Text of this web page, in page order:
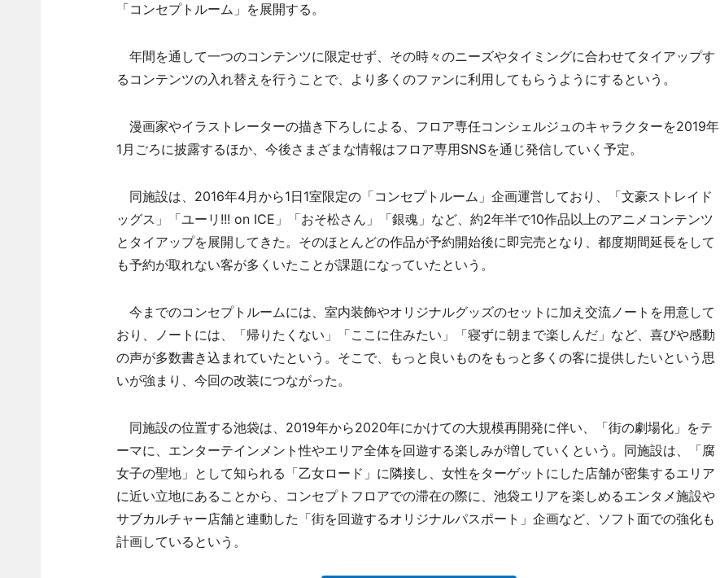
「コンセプトルーム」を展開する。
年間を通して一つのコンテンツに限定せず、その時々のニーズやタイミングに合わせてタイアップす
るコンテンツの入れ替えを行うことで、より多くのファンに利用してもらうようにするという。
漫画家やイラストレーターの描き下ろしによる、フロア専任コンシェルジュのキャラクターを2019年
1月ごろに披露するほか、今後さまざまな情報はフロア専用SNSを通じ発信していく予定。
同施設は、2016年4月から1日1室限定の「コンセプトルーム」企画運営しており、「文豪ストレイド
ッグス」「ユーリ!!! on ICE」「おそ松さん」「銀魂」など、約2年半で10作品以上のアニメコンテンツ
とタイアップを展開してきた。そのほとんどの作品が予約開始後に即完売となり、都度期間延長をして
も予約が取れない客が多くいたことが課題になっていたという。
今までのコンセプトルームには、室内装飾やオリジナルグッズのセットに加え交流ノートを用意して
おり、ノートには、「帰りたくない」「ここに住みたい」「寝ずに朝まで楽しんだ」など、喜びや感動
の声が多数書き込まれていたという。そこで、もっと良いものをもっと多くの客に提供したいという思
いが強まり、今回の改装につながった。
同施設の位置する池袋は、2019年から2020年にかけての大規模再開発に伴い、「街の劇場化」をテ
ーマに、エンターテインメント性やエリア全体を回遊する楽しみが増していくという。同施設は、「腐
女子の聖地」として知られる「乙女ロード」に隣接し、女性をターゲットにした店舗が密集するエリア
に近い立地にあることから、コンセプトフロアでの滞在の際に、池袋エリアを楽しめるエンタメ施設や
サブカルチャー店舗と連動した「街を回遊するオリジナルパスポート」企画など、ソフト面での強化も
計画しているという。